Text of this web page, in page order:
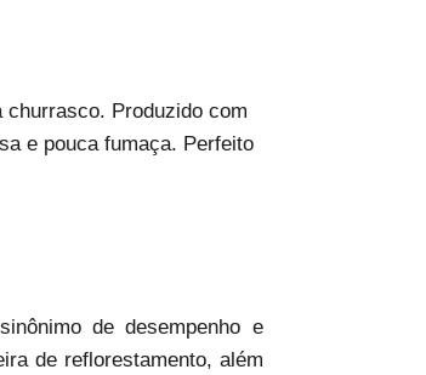
Produzido com
e pouca fumaça. Perfeito
de desempenho e
de reflorestamento, além